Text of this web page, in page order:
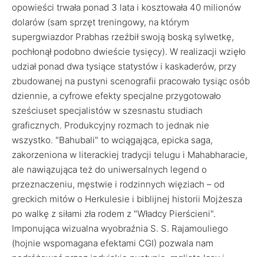
opowieści trwała ponad 3 lata i kosztowała 40 milionów
dolarów (sam sprzęt treningowy, na którym
supergwiazdor Prabhas rzeźbił swoją boską sylwetkę,
pochłonął podobno dwieście tysięcy). W realizacji wzięło
udział ponad dwa tysiące statystów i kaskaderów, przy
zbudowanej na pustyni scenografii pracowało tysiąc osób
dziennie, a cyfrowe efekty specjalne przygotowało
sześciuset specjalistów w szesnastu studiach
graficznych. Produkcyjny rozmach to jednak nie
wszystko. "Bahubali" to wciągająca, epicka saga,
zakorzeniona w literackiej tradycji telugu i Mahabharacie,
ale nawiązująca też do uniwersalnych legend o
przeznaczeniu, męstwie i rodzinnych więziach – od
greckich mitów o Herkulesie i biblijnej historii Mojżesza
po walkę z siłami zła rodem z "Władcy Pierścieni".
Imponująca wizualna wyobraźnia S. S. Rajamouliego
(hojnie wspomagana efektami CGI) pozwala nam